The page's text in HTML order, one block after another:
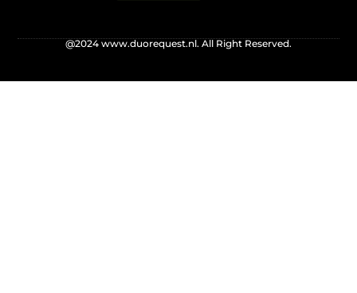
@2024 www.duorequest.nl. All Right Reserved.